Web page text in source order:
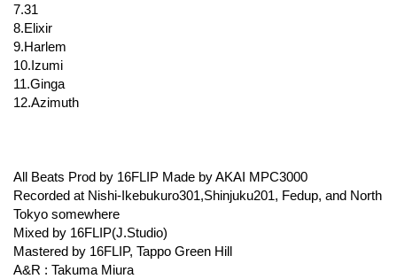
7.31
8.Elixir
9.Harlem
10.Izumi
11.Ginga
12.Azimuth
All Beats Prod by 16FLIP Made by AKAI MPC3000
Recorded at Nishi-Ikebukuro301,Shinjuku201, Fedup, and North
Tokyo somewhere
Mixed by 16FLIP(J.Studio)
Mastered by 16FLIP, Tappo Green Hill
A&R : Takuma Miura